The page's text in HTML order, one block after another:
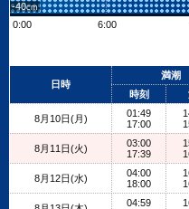
-40
0:00
6:00
+
日時
満潮
時刻
8月10日(月)
01:49
17:00
8月11日(火)
03:00
17:39
8月12日(水)
04:00
18:00
04:59